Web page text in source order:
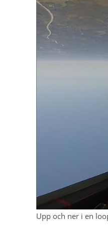
Upp och ner i en